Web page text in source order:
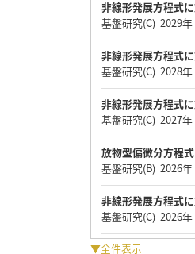
非線形発展方程式
基盤研究(C) 2029年
非線形発展方程式
基盤研究(C) 2028年
非線形発展方程式
基盤研究(C) 2027年
放物型偏微分方程
基盤研究(B) 2026年
非線形発展方程式
基盤研究(C) 2026年
▼全件表示